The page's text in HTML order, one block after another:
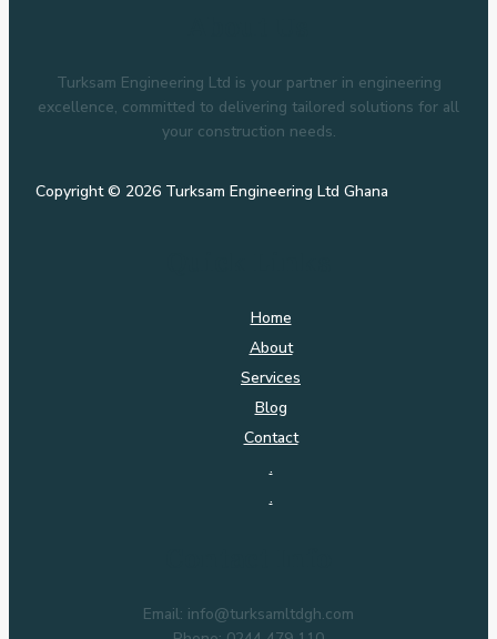
Turksam Engineering Ltd is your partner in engineering
excellence, committed to delivering tailored solutions for all
your construction needs.
Copyright © 2026 Turksam Engineering Ltd Ghana
Home
About
Services
Blog
Contact
.
.
Email: info@turksamltdgh.com